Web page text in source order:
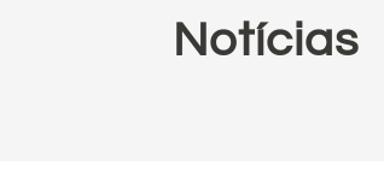
Notícias